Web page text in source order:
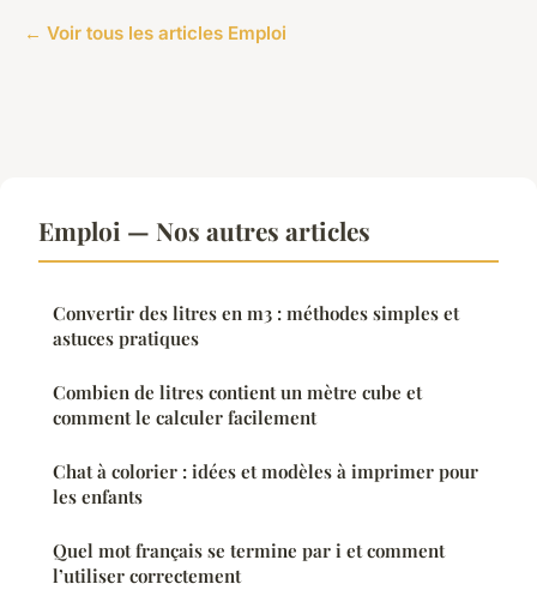
← Voir tous les articles Emploi
Emploi — Nos autres articles
Convertir des litres en m3 : méthodes simples et
astuces pratiques
Combien de litres contient un mètre cube et
comment le calculer facilement
Chat à colorier : idées et modèles à imprimer pour
les enfants
Quel mot français se termine par i et comment
l’utiliser correctement